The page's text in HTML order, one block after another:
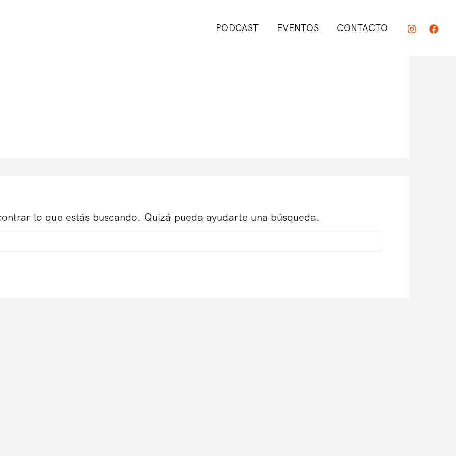
PODCAST EVENTOS CONTACTO
lo que estás buscando. Quizá pueda ayudarte una búsqueda.